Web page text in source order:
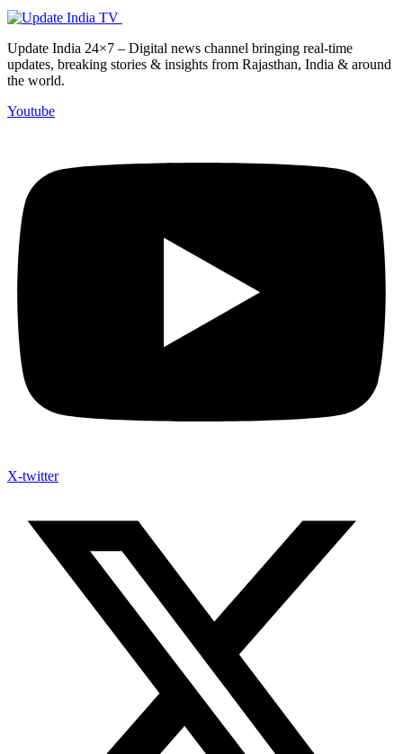
Update India 24×7 – Digital news channel bringing real-time
updates, breaking stories & insights from Rajasthan, India & around
the world.
Youtube
X-twitter